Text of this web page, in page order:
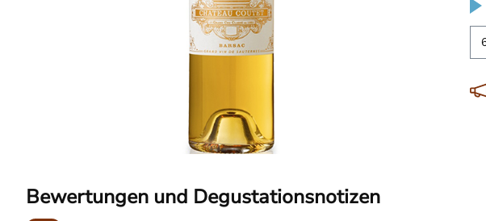
Bewertungen und Degustationsnotizen